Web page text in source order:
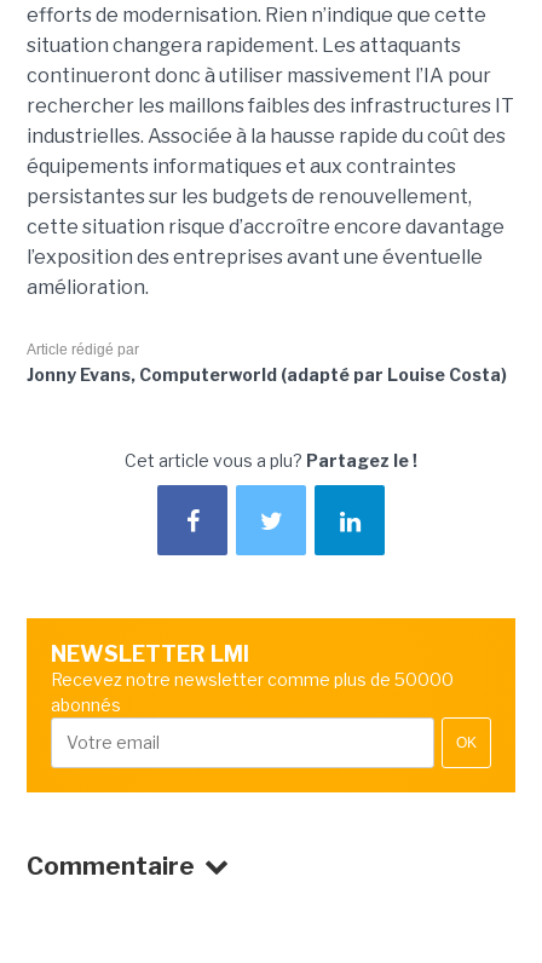
efforts de modernisation. Rien n’indique que cette
situation changera rapidement. Les attaquants
continueront donc à utiliser massivement l’IA pour
rechercher les maillons faibles des infrastructures IT
industrielles. Associée à la hausse rapide du coût des
équipements informatiques et aux contraintes
persistantes sur les budgets de renouvellement,
cette situation risque d’accroître encore davantage
l’exposition des entreprises avant une éventuelle
amélioration.
Article rédigé par
Jonny Evans, Computerworld (adapté par Louise Costa)
Cet article vous a plu? Partagez le !
NEWSLETTER LMI
Recevez notre newsletter comme plus de 50000
abonnés
OK
Commentaire